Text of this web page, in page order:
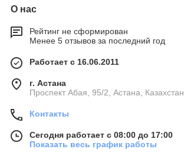
О нас
Рейтинг не сформирован
Менее 5 отзывов за последний год
Работает с 16.06.2011
г. Астана
​Проспект Абая, 95/2, Астана, Казахстан
Контакты
Сегодня работает с 08:00 до 17:00
Показать весь график работы